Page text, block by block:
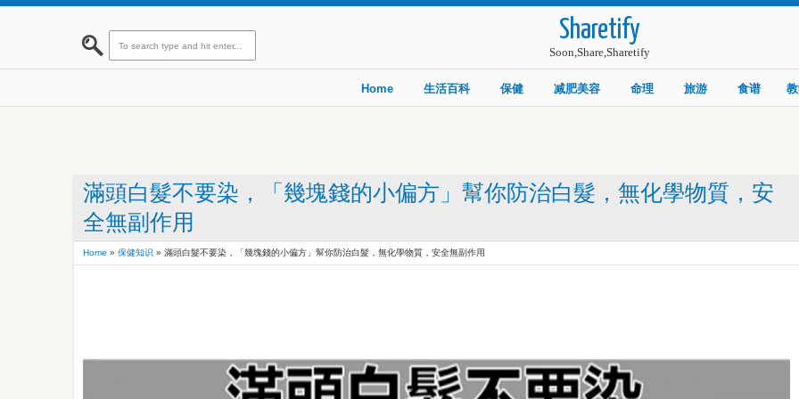
Sharetify
Soon,Share,Sharetify
Home 生活百科 保健 减肥美容 命理 旅游 食谱
滿頭白髮不要染，「幾塊錢的小偏方」幫你防治白髮，無化學物質，安
全無副作用
Home » 保健知识 » 滿頭白髮不要染，「幾塊錢的小偏方」幫你防治白髮，無化學物質，安全無副作用